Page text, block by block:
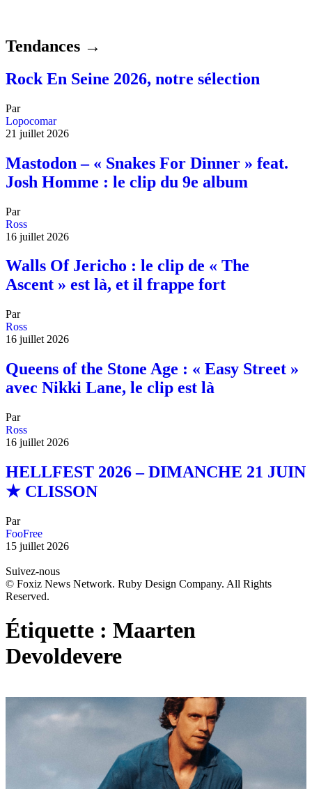
Tendances →
Rock En Seine 2026, notre sélection
Par
Lopocomar
21 juillet 2026
Mastodon – « Snakes For Dinner » feat.
Josh Homme : le clip du 9e album
Par
Ross
16 juillet 2026
Walls Of Jericho : le clip de « The
Ascent » est là, et il frappe fort
Par
Ross
16 juillet 2026
Queens of the Stone Age : « Easy Street »
avec Nikki Lane, le clip est là
Par
Ross
16 juillet 2026
HELLFEST 2026 – DIMANCHE 21 JUIN
★ CLISSON
Par
FooFree
15 juillet 2026
Suivez-nous
© Foxiz News Network. Ruby Design Company. All Rights
Reserved.
Étiquette : Maarten
Devoldevere